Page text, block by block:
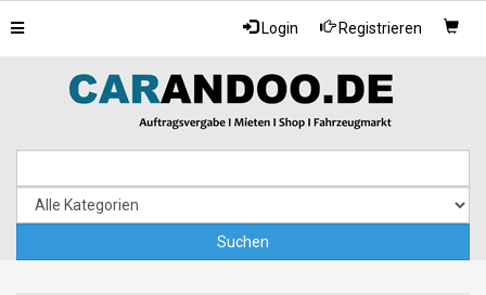
Login Registrieren
Toggle
navigation